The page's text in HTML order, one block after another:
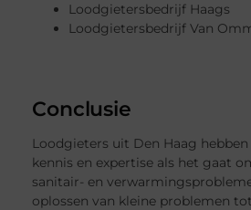
Loodgietersbedrijf Haags
Loodgietersbedrijf Van
Conclusie
Loodgieters uit Den Haag hebben
kennis en expertise als het gaat
sanitair- en
oplossen van kleine problemen